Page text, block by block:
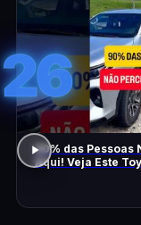
26
90% das Pessoas
Aqui! Veja Este